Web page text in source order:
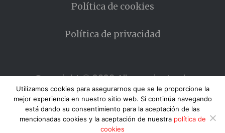
Política de cookies
Política de privacidad
Copyright © 2026 Allanamiento de
MIrada
Utilizamos cookies para asegurarnos que se le proporcione la
mejor experiencia en nuestro sitio web. Si continúa navegando
está dando su consentimiento para la aceptación de las
mencionadas cookies y la aceptación de nuestra política de
cookies